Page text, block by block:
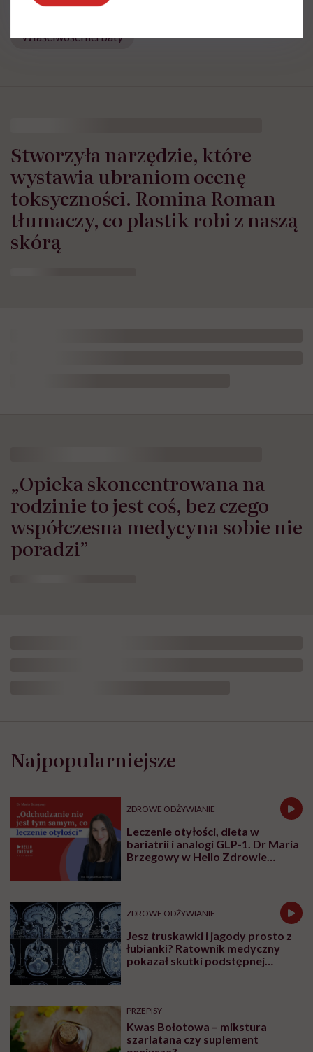
Herbaty lecznicze
Właściwości herbaty
Stworzyła narzędzie, które
wystawia ubraniom ocenę
toksyczności. Romina Roman
tłumaczy, co plastik robi z naszą
skórą
„Opieka skoncentrowana na
rodzinie to jest coś, bez czego
współczesna medycyna sobie nie
poradzi”
Najpopularniejsze
ZDROWE ODŻYWIANIE
Leczenie otyłości, dieta w
bariatrii i analogi GLP-1. Dr Maria
Brzegowy w Hello Zdrowie
ZDROWE ODŻYWIANIE
Jesz truskawki i jagody prosto z
łubianki? Ratownik medyczny
pokazał skutki podstępnej
PRZEPISY
Kwas Bołotowa – mikstura
szarlatana czy suplement